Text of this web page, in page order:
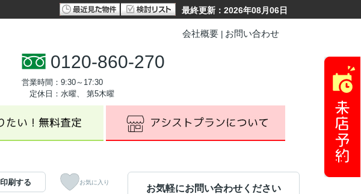
最終更新：2026年08月06日
会社概要 お問い合わせ
0120-860-270
営業時間：9:30～17:30
定休日：水曜、 第5木曜
印刷する お気に入り
お気軽にお問い合わせください